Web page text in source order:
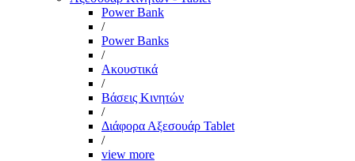
Power Bank
/
Power Banks
/
Ακουστικά
/
Βάσεις Κινητών
/
Διάφορα Αξεσουάρ Tablet
/
view more